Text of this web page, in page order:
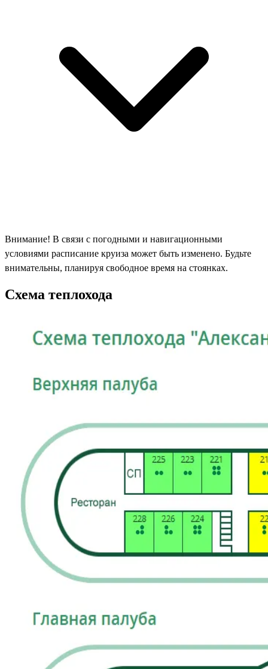
Внимание! В связи с погодными и навигационными
условиями расписание круиза может быть изменено. Будьте
внимательны, планируя свободное время на стоянках.
Схема теплохода